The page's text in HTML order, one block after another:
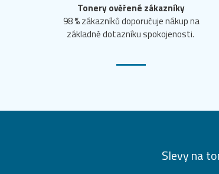
Tonery ověřené zákazníky
98 % zákazníků doporučuje nákup na
základně dotazníku spokojenosti.
Slevy na